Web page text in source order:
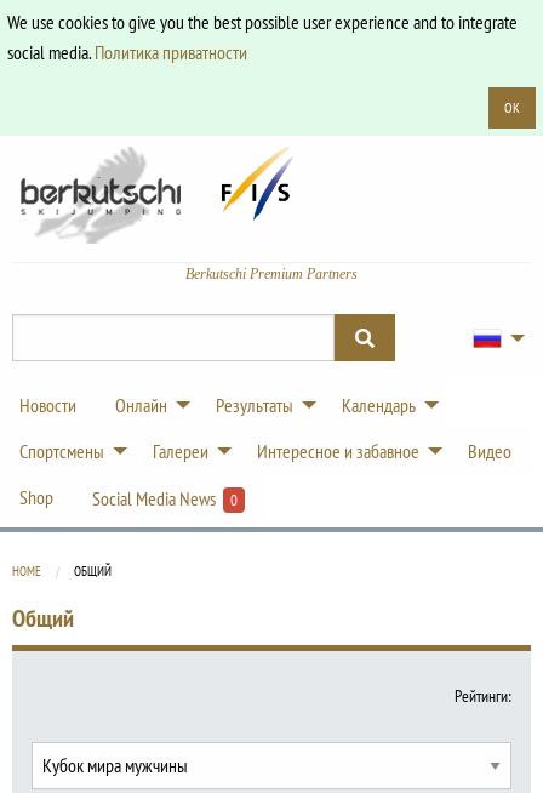
We use cookies to give you the best possible user experience and to integrate
social media.Политика приватности
OK
Berkutschi Premium Partners
Новости Онлайн Результаты
Календарь
Спортсмены
Галереи Интересное и забавное
Видео
Shop
Social Media News 0
HOME CURRENT:
ОБЩИЙ
Общий
Рейтинги: